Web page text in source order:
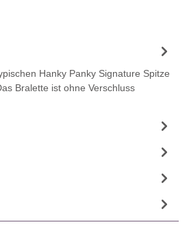
Hanky Panky Signature Spitze
Bralette ist ohne Verschluss